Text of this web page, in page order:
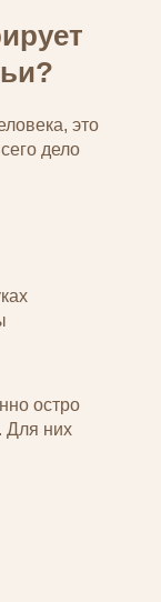
это
дело
остро
Для них